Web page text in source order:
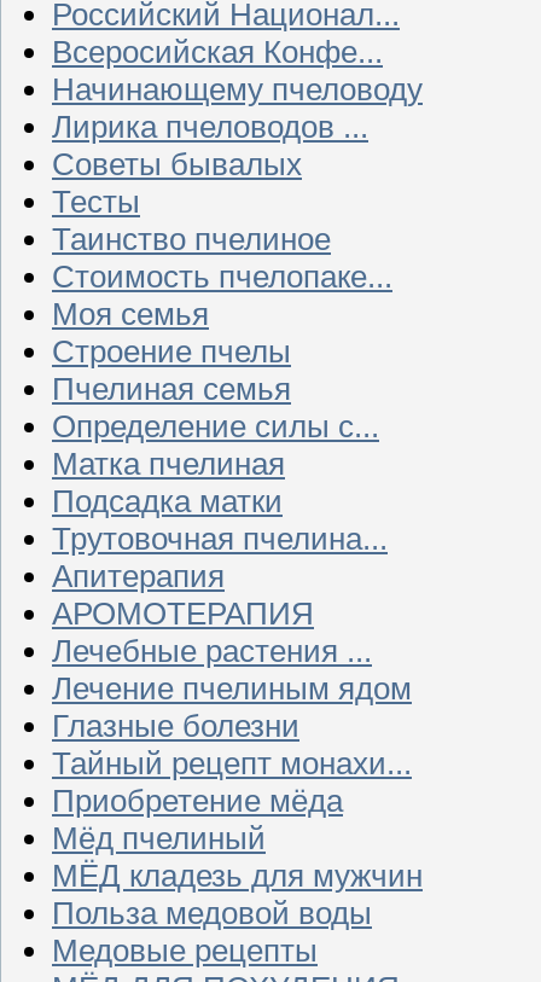
Российский Национал...
Всеросийская Конфе...
Начинающему пчеловоду
Лирика пчеловодов ...
Советы бывалых
Тесты
Таинство пчелиное
Стоимость пчелопаке...
Моя семья
Строение пчелы
Пчелиная семья
Определение силы с...
Матка пчелиная
Подсадка матки
Трутовочная пчелина...
Апитерапия
АРОМОТЕРАПИЯ
Лечебные растения ...
Лечение пчелиным ядом
Глазные болезни
Тайный рецепт монахи...
Приобретение мёда
Мёд пчелиный
МЁД кладезь для мужчин
Польза медовой воды
Медовые рецепты